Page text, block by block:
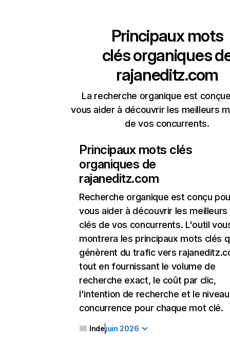
Principaux mots
clés organiques
rajaneditz.com
La recherche organique est
vous aider à découvrir les meilleurs
de vos concurrents.
Principaux mots clés
organiques de
rajaneditz.com
Recherche organique est conçu
vous aider à découvrir les
clés de vos concurrents. L'outil
montrera les principaux mots clés
génèrent du trafic vers
tout en fournissant le volume de
recherche exact, le coût par clic,
l'intention de recherche et le
concurrence pour chaque mot clé.
Indejuin 2026